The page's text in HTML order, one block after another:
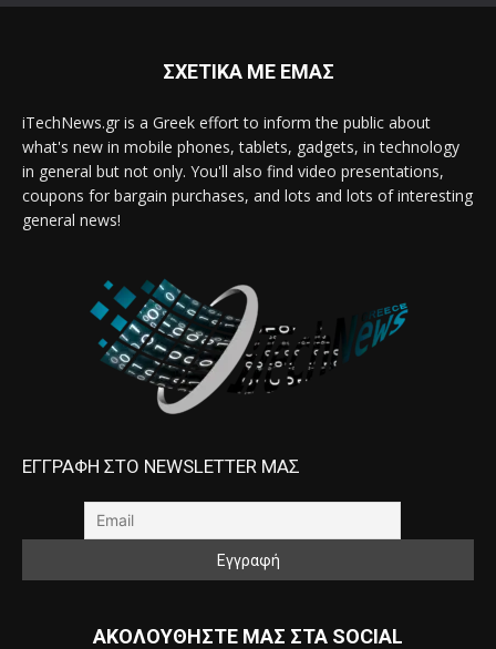
ΣΧΕΤΙΚΑ ΜΕ ΕΜΑΣ
iTechNews.gr is a Greek effort to inform the public about
what's new in mobile phones, tablets, gadgets, in technology
in general but not only. You'll also find video presentations,
coupons for bargain purchases, and lots and lots of interesting
general news!
ΕΓΓΡΑΦΗ ΣΤΟ NEWSLETTER ΜΑΣ
ΑΚΟΛΟΥΘΗΣΤΕ ΜΑΣ ΣΤΑ SOCIAL